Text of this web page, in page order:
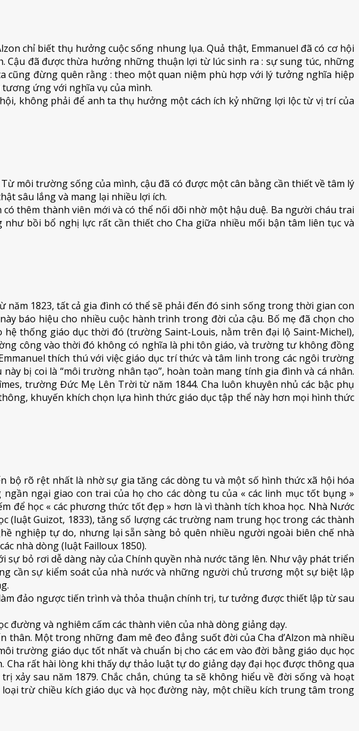
chỉ biết thụ hưởng cuộc sống nhung lụa. Quả thật, Emmanuel đã có cơ hội
đã được thừa hưởng những thuận lợi từ lúc sinh ra : sự sung túc, những
đừng quên rằng : theo một quan niệm phù hợp với lý tưởng nghĩa hiệp
ứng với nghĩa vụ của mình.
không phải để anh ta thụ hưởng một cách ích kỷ những lợi lộc từ vị trí của
môi trường sống của mình, cậu đã có được một cân bằng cần thiết về tâm lý
sâu lắng và mang lại nhiều lợi ích.
thêm thành viên mới và có thể nối dõi nhờ một hậu duệ. Ba người cháu trai
bồi bổ nghị lực rất cần thiết cho Cha giữa nhiều mối bận tâm liên tục và
1823, tất cả gia đình có thể sẽ phải đến đó sinh sống trong thời gian con
báo hiệu cho nhiều cuộc hành trình trong đời của cậu. Bố mẹ đã chọn cho
thống giáo dục thời đó (trường Saint-Louis, nằm trên đại lộ Saint-Michel),
công vào thời đó không có nghĩa là phi tôn giáo, và trường tư không đồng
thích thú với việc giáo dục trí thức và tâm linh trong các ngôi trường
bị coi là “môi trường nhân tạo”, hoàn toàn mang tính gia đình và cá nhân.
trường Đức Mẹ Lên Trời từ năm 1844. Cha luôn khuyên nhủ các bậc phụ
khuyến khích chọn lựa hình thức giáo dục tập thể này hơn mọi hình thức
bộ rõ rệt nhất là nhờ sự gia tăng các dòng tu và một số hình thức xã hội hóa
ngại giao con trai của họ cho các dòng tu của « các linh mục tốt bụng »
để học « các phương thức tốt đẹp » hơn là vì thành tích khoa học. Nhà Nước
(luật Guizot, 1833), tăng số lượng các trường nam trung học trong các thành
nghiệp tự do, nhưng lại sẵn sàng bỏ quên nhiều người ngoài biên chế nhà
nhà dòng (luật Failloux 1850).
bỏ rơi dễ dàng này của Chính quyền nhà nước tăng lên. Như vậy phát triển
cần sự kiểm soát của nhà nước và những người chủ trương một sự biệt lập
đảo ngược tiến trình và thỏa thuận chính trị, tư tưởng được thiết lập từ sau
và nghiêm cấm các thành viên của nhà dòng giảng dạy.
thân. Một trong những đam mê đeo đẳng suốt đời của Cha d’Alzon mà nhiều
trường giáo dục tốt nhất và chuẩn bị cho các em vào đời bằng giáo dục học
rất hài lòng khi thấy dự thảo luật tự do giảng dạy đại học được thông qua
xảy sau năm 1879. Chắc chắn, chúng ta sẽ không hiểu về đời sống và hoạt
trừ chiều kích giáo dục và học đường này, một chiều kích trung tâm trong